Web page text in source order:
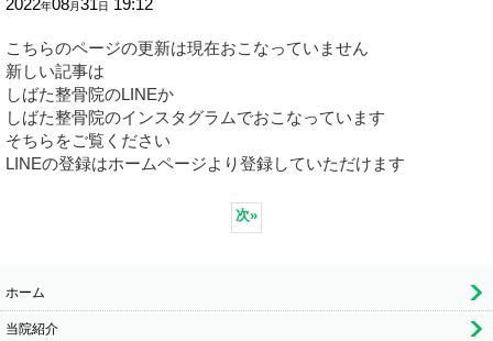
年 月 日
こちらのページの更新は現在おこなっていません
新しい記事は
しばた整骨院のLINEか
しばた整骨院のインスタグラムでおこなっています
そちらをご覧ください
LINEの登録はホームページより登録していただけます
次»
ホーム
当院紹介